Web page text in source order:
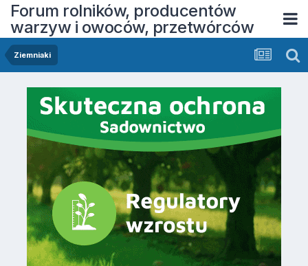
Forum rolników, producentów
warzyw i owoców, przetwórców
Ziemniaki